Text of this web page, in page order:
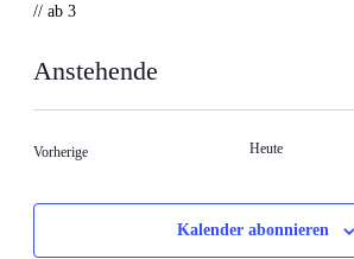
// ab 3
Anstehende
VorherigeVeranstaltungen Heute
Kalender abonnieren